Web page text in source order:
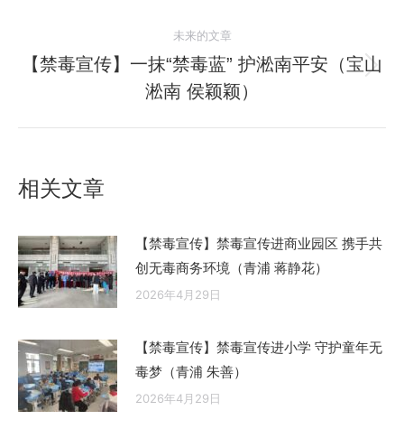
文
章：
未来的文章
未
来
的
【禁毒宣传】一抹“禁毒蓝” 护淞南平安（宝山
淞南 侯颖颖）
相关文章
【禁毒宣传】禁毒宣传进商业园区 携手共
创无毒商务环境（青浦 蒋静花）
2026年4月29日
【禁毒宣传】禁毒宣传进小学 守护童年无
毒梦（青浦 朱善）
2026年4月29日